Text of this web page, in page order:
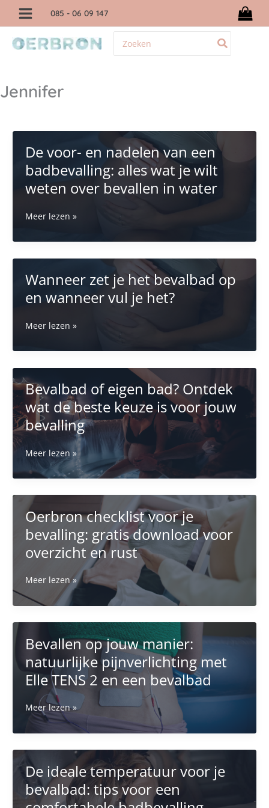
inhoud
085 - 06 09 147
naar:
Jennifer
De voor- en nadelen van een
badbevalling: alles wat je wilt
weten over bevallen in water
De
en
een
badbevalling:
wat
bevallen
water
Meer lezen »
Wanneer zet je het bevalbad op
en wanneer vul je het?
Wanneer
je
bevalbad
op
en
wanneer
vul
het?
Meer lezen »
Bevalbad of eigen bad? Ontdek
wat de beste keuze is voor jouw
bevalling
Bevalbad
of
eigen
Ontdek
wat
de
keuze
voor
jouw
Meer lezen »
Oerbron checklist voor je
bevalling: gratis download voor
overzicht en rust
Oerbron
checklist
voor
gratis
download
voor
overzicht
rust
Meer lezen »
Bevallen op jouw manier:
natuurlijke pijnverlichting met
Elle TENS 2 en een bevalbad
Bevallen
op
jouw
pijnverlichting
met
Elle
Meer lezen »
De ideale temperatuur voor je
bevalbad: tips voor een